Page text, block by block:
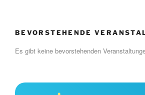
BEVORSTEHENDE
Es gibt keine bevorstehenden